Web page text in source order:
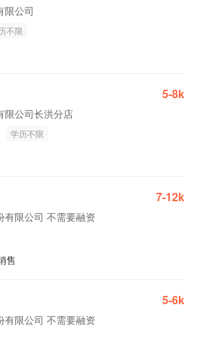
限公司
不限
5-8k
限公司长洪分店
学历不限
7-12k
有限公司 不需要融资
售
5-6k
有限公司 不需要融资